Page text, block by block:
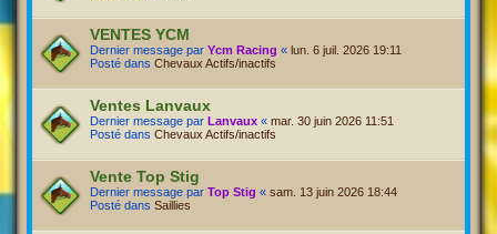
VENTES YCM
Dernier message par Ycm Racing « lun. 6 juil. 2026 19:11
Posté dans Chevaux Actifs/inactifs
Ventes Lanvaux
Dernier message par Lanvaux « mar. 30 juin 2026 11:51
Posté dans Chevaux Actifs/inactifs
Vente Top Stig
Dernier message par Top Stig « sam. 13 juin 2026 18:44
Posté dans Saillies